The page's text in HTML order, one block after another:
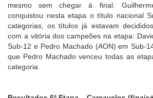
mesmo sem chegar à final.
conquistou nesta etapa o título nacional
categorias, os títulos já estavam
com a vitória dos campeões na etapa:
Sub-12 e Pedro Machado (AON) em Sub-
que Pedro Machado venceu todas as
categoria.